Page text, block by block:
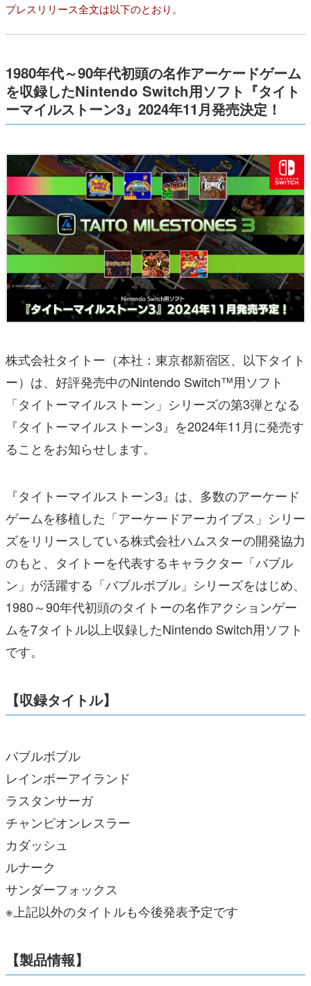
プレスリリース全文は以下のとおり。
1980年代～90年代初頭の名作アーケードゲーム
を収録したNintendo Switch用ソフト『タイト
ーマイルストーン3』2024年11月発売決定！
株式会社タイトー（本社：東京都新宿区、以下タイト
ー）は、好評発売中のNintendo Switch™用ソフト
「タイトーマイルストーン」シリーズの第3弾となる
『タイトーマイルストーン3』を2024年11月に発売す
ることをお知らせします。
『タイトーマイルストーン3』は、多数のアーケード
ゲームを移植した「アーケードアーカイブス」シリー
ズをリリースしている株式会社ハムスターの開発協力
のもと、タイトーを代表するキャラクター「バブル
ン」が活躍する「バブルボブル」シリーズをはじめ、
1980～90年代初頭のタイトーの名作アクションゲー
ムを7タイトル以上収録したNintendo Switch用ソフト
です。
【収録タイトル】
バブルボブル
レインボーアイランド
ラスタンサーガ
チャンピオンレスラー
カダッシュ
ルナーク
サンダーフォックス
※上記以外のタイトルも今後発表予定です
【製品情報】